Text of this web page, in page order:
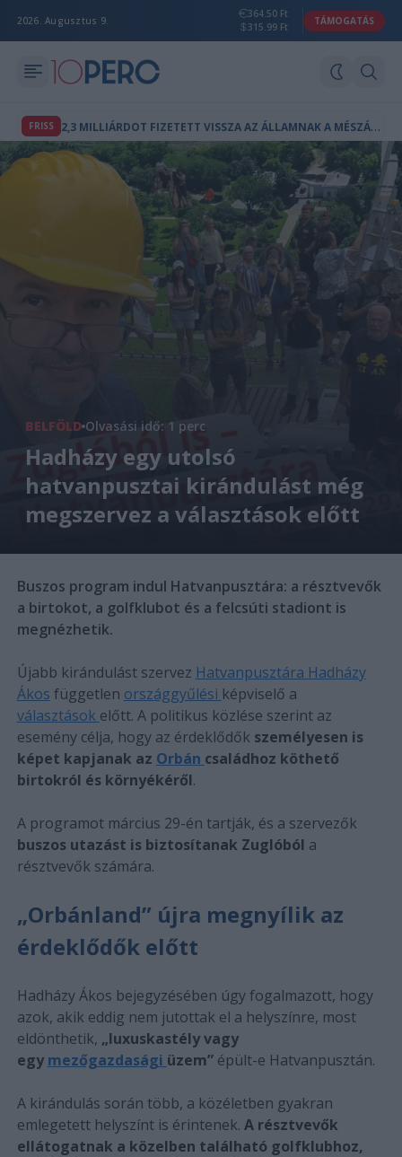
2026. Augusztus 9.
364.50 Ft
315.99 Ft
TÁMOGATÁS
FRISS 2
,3 MILLIÁRDOT FIZETETT VISSZA AZ ÁLLAMNAK A MÉSZÁROS LŐRINCHEZ KÖTHETŐ MAGÁNTŐKEALAP
BELFÖLD Olvasási idő: 1 perc
Hadházy egy utolsó
hatvanpusztai kirándulást még
megszervez a választások előtt
Buszos program indul Hatvanpusztára: a résztvevők
a birtokot, a golfklubot és a felcsúti stadiont is
megnézhetik.
Újabb kirándulást szervez Hatvanpusztára Hadházy
Ákos független országgyűlési képviselő a
választások előtt. A politikus közlése szerint az
esemény célja, hogy az érdeklődők személyesen is
képet kapjanak az Orbán családhoz köthető
birtokról és környékéről.
A programot március 29-én tartják, és a szervezők
buszos utazást is biztosítanak Zuglóból a
résztvevők számára.
„Orbánland” újra megnyílik az
érdeklődők előtt
Hadházy Ákos bejegyzésében úgy fogalmazott, hogy
azok, akik eddig nem jutottak el a helyszínre, most
eldönthetik, „luxuskastély vagy
egy mezőgazdasági üzem”épült-e Hatvanpusztán.
A kirándulás során több, a közéletben gyakran
emlegetett helyszínt is érintenek. A résztvevők
ellátogatnak a közelben található golfklubhoz,